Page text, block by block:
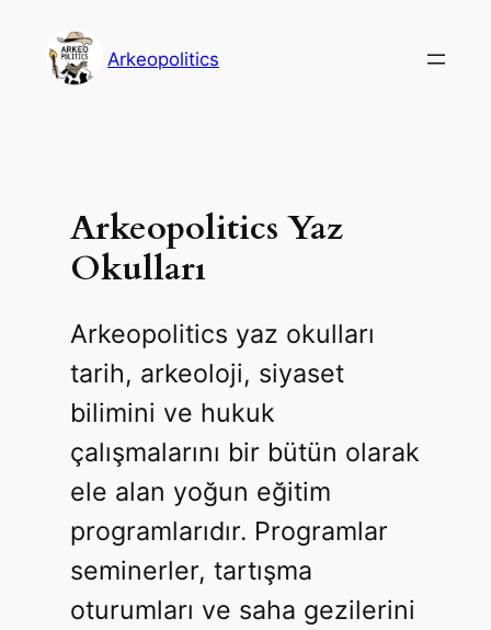
Arkeopolitics
Arkeopolitics Yaz
Okulları
Arkeopolitics yaz okulları
tarih, arkeoloji, siyaset
bilimini ve hukuk
çalışmalarını bir bütün olarak
ele alan yoğun eğitim
programlarıdır. Programlar
seminerler, tartışma
oturumları ve saha gezilerini